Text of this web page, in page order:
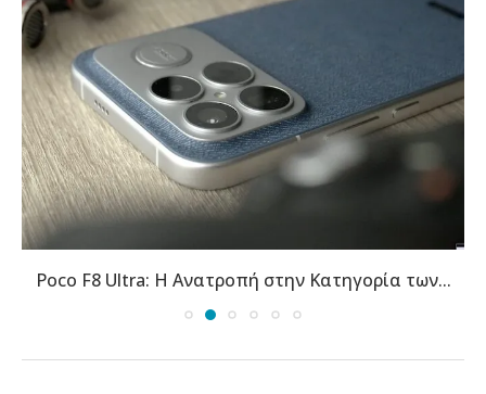
Poco F8 Ultra: Η Ανατροπή στην Κατηγορία των...